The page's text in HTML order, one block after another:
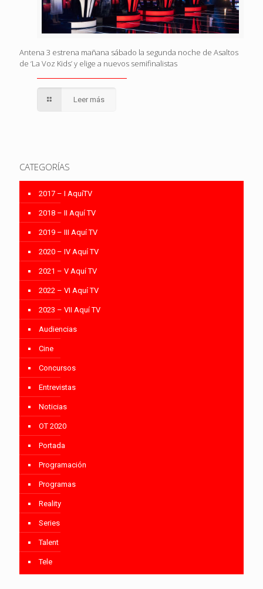
Antena 3 estrena mañana sábado la segunda noche de Asaltos
de ‘La Voz Kids’ y elige a nuevos semifinalistas
Leer más
CATEGORÍAS
2017 – I AquíTV
2018 – II Aquí TV
2019 – III Aquí TV
2020 – IV Aquí TV
2021 – V Aquí TV
2022 – VI Aquí TV
2023 – VII Aquí TV
Audiencias
Cine
Concursos
Entrevistas
Noticias
OT 2020
Portada
Programación
Programas
Reality
Series
Talent
Tele